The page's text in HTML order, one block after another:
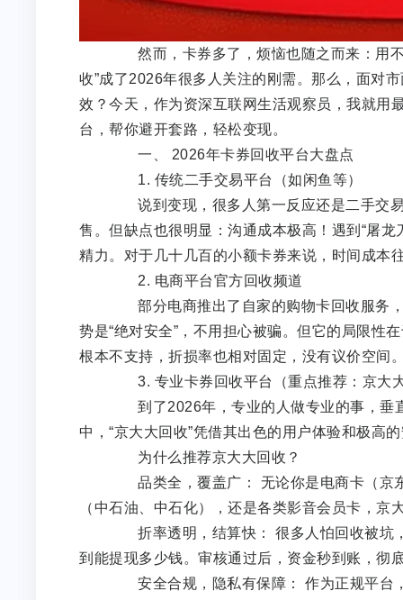
然而，卡券多了，烦恼也随之而来：用不
收”成了2026年很多人关注的刚需。那么，面对
效？今天，作为资深互联网生活观察员，我就用
台，帮你避开套路，轻松变现。
一、 2026年卡券回收平台大盘点
1. 传统二手交易平台（如闲鱼等）
说到变现，很多人第一反应还是二手交易
售。但缺点也很明显：沟通成本极高！遇到“屠
精力。对于几十几百的小额卡券来说，时间成本
2. 电商平台官方回收频道
部分电商推出了自家的购物卡回收服务，
势是“绝对安全”，不用担心被骗。但它的局限性
根本不支持，折损率也相对固定，没有议价空间
3. 专业卡券回收平台（重点推荐：京大
到了2026年，专业的人做专业的事，垂
中，“京大大回收”凭借其出色的用户体验和极高
为什么推荐京大大回收？
品类全，覆盖广： 无论你是电商卡（京
（中石油、中石化），还是各类影音会员卡，京
折率透明，结算快： 很多人怕回收被坑
到能提现多少钱。审核通过后，资金秒到账，彻
安全合规，隐私有保障： 作为正规平台